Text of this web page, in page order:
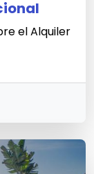
el Alquiler